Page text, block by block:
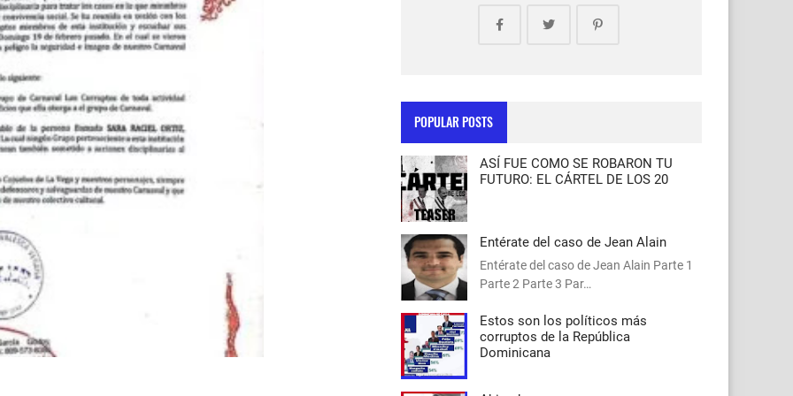
POPULAR POSTS
ASÍ FUE COMO SE ROBARON TU
FUTURO: EL CÁRTEL DE LOS 20
Entérate del caso de Jean Alain
Entérate del caso de Jean Alain Parte 1
Parte 2 Parte 3 Par…
Estos son los políticos más
corruptos de la República
Dominicana